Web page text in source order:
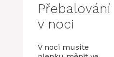
Přebalování
v noci
V noci musíte